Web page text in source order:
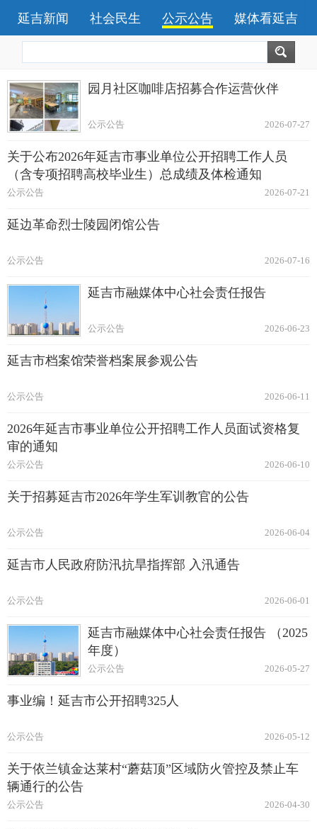
延吉新闻 社会民生 公示公告 媒体看延吉
园月社区咖啡店招募合作运营伙伴
2026-07-27
公示公告
关于公布2026年延吉市事业单位公开招聘工作人员
（含专项招聘高校毕业生）总成绩及体检通知
2026-07-21
公示公告
延边革命烈士陵园闭馆公告
2026-07-16
公示公告
延吉市融媒体中心社会责任报告
2026-06-23
公示公告
延吉市档案馆荣誉档案展参观公告
2026-06-11
公示公告
2026年延吉市事业单位公开招聘工作人员面试资格复
审的通知
2026-06-10
公示公告
关于招募延吉市2026年学生军训教官的公告
2026-06-04
公示公告
延吉市人民政府防汛抗旱指挥部 入汛通告
2026-06-01
公示公告
延吉市融媒体中心社会责任报告 （2025
年度）
2026-05-27
公示公告
事业编！延吉市公开招聘325人
2026-05-12
公示公告
关于依兰镇金达莱村“蘑菇顶”区域防火管控及禁止车
辆通行的公告
2026-04-30
公示公告